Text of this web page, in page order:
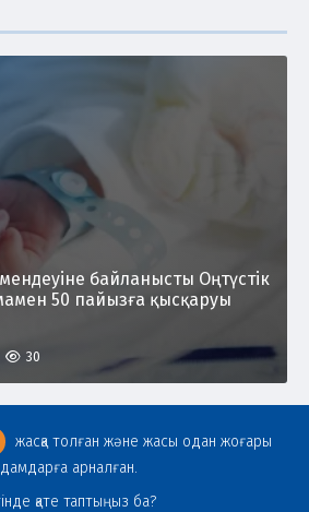
байланысты Оңтүстік
50 пайызға қысқаруы
30
жасқа толған және жасы одан жоғары
арналған.
қате таптыңыз ба?